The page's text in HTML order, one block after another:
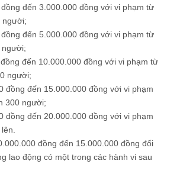
đến 3.000.000 đồng với vi phạm từ
người;
đến 5.000.000 đồng với vi phạm từ
người;
đến 10.000.000 đồng với vi phạm từ
người;
đồng đến 15.000.000 đồng với vi phạm
300 người;
đồng đến 20.000.000 đồng với vi phạm
đồng đến 15.000.000 đồng đối
lao động có một trong các hành vi sau